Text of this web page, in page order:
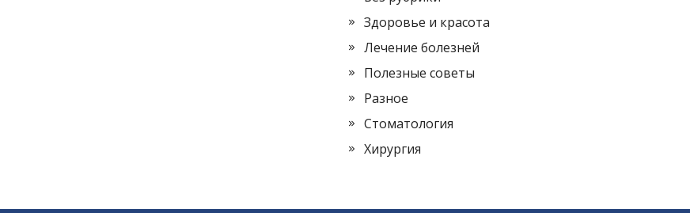
Здоровье и красота
Лечение болезней
Полезные советы
Разное
Стоматология
Хирургия